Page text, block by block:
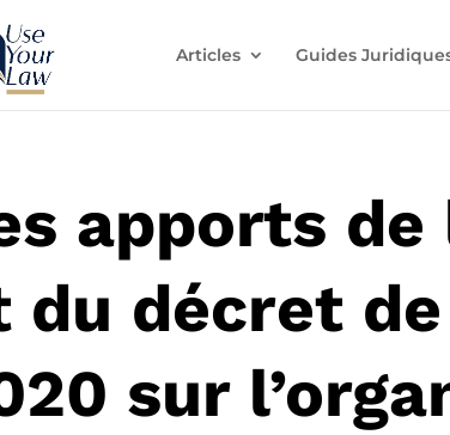
Articles Guides
apports de
du décret
sur